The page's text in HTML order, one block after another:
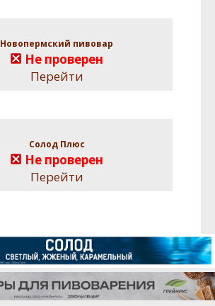
Новопермский пивовар
Не проверен
Перейти
Солод Плюс
Не проверен
Перейти